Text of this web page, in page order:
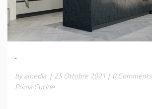
.
by amedia | 25 Ottobre 2021 | 0 Comments
Prima Cucine